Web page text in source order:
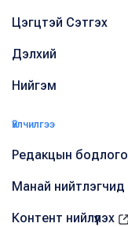
Цэгцтэй Сэтгэх
Дэлхий
Нийгэм
Үйлчилгээ
Редакцын бодлого
Манай нийтлэгчид
Контент нийлүүлэх